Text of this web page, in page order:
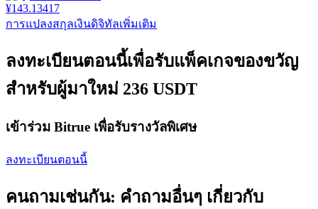
เงินกู้
บริการยืมเงินที่ได้รับการสนับสนุนจาก Crypto
¥143.13417
การแปลงสกุลเงินดิจิทัลเพิ่มเติม
ลงทะเบียนตอนนี้เพื่อรับแพ็คเกจของขวัญ
สำหรับผู้มาใหม่ 236 USDT
เข้าร่วม Bitrue เพื่อรับรางวัลพิเศษ
ลงทะเบียนตอนนี้
คนถามเช่นกัน: คำถามอื่นๆ เกี่ยวกับ